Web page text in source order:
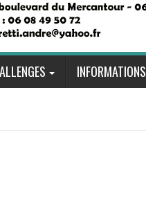
INFORMATIONS